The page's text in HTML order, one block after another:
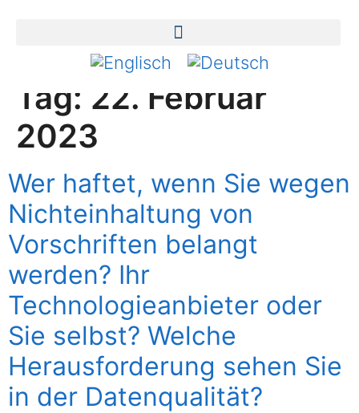
Tag: 22. Februar
2023
Wer haftet, wenn Sie wegen
Nichteinhaltung von
Vorschriften belangt
werden? Ihr
Technologieanbieter oder
Sie selbst? Welche
Herausforderung sehen Sie
in der Datenqualität?